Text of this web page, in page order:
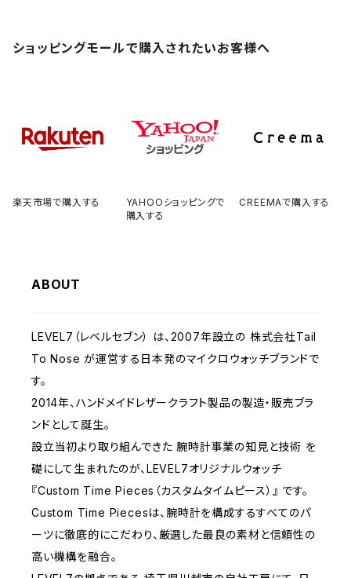
ショッピングモールで購入されたいお客様へ
楽天市場で購入する
YAHOOショッピングで
購入する
CREEMAで購入する
ABOUT
LEVEL7（レベルセブン） は、2007年設立の 株式会社Tail
To Nose が運営する日本発のマイクロウォッチブランドで
す。
2014年、ハンドメイドレザークラフト製品の製造・販売ブラ
ンドとして誕生。
設立当初より取り組んできた 腕時計事業の知見と技術 を
礎にして生まれたのが、LEVEL7オリジナルウォッチ
『Custom Time Pieces（カスタムタイムピース）』 です。
Custom Time Piecesは、腕時計を構成するすべてのパ
ーツに徹底的にこだわり、厳選した最良の素材と信頼性の
高い機構を融合。